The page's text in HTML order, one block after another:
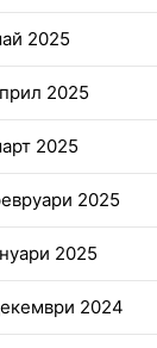
2025
2025
2025
2025
2025
2024